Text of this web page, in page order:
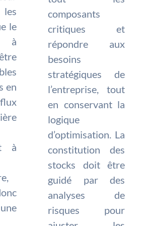
les
le
à
en
à
composants
critiques et
répondre aux
besoins
stratégiques de
l’entreprise, tout
en conservant la
logique
d’optimisation. La
constitution des
stocks doit être
guidé par des
analyses de
risques pour